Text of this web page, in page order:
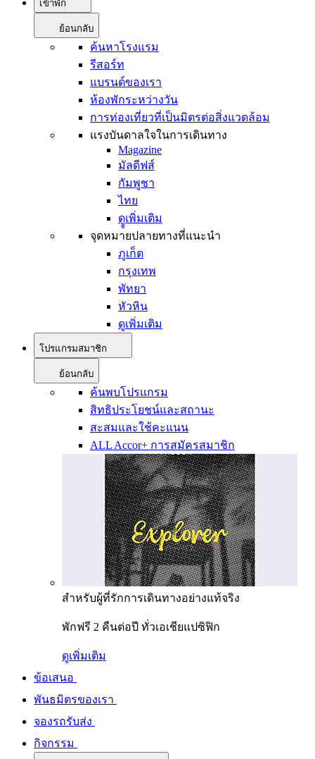
เข้าพัก
ย้อนกลับ
ค้นหาโรงแรม
รีสอร์ท
แบรนด์ของเรา
ห้องพักระหว่างวัน
การท่องเที่ยวที่เป็นมิตรต่อสิ่งแวดล้อม
แรงบันดาลใจในการเดินทาง
Magazine
มัลดีฟส์
กัมพูชา
ไทย
ดููเพิ่มเติม
จุดหมายปลายทางที่แนะนำ
ภูเก็ต
กรุงเทพ
พัทยา
หัวหิน
ดูเพิ่มเติม
โปรแกรมสมาชิก
ย้อนกลับ
ค้นพบโปรแกรม
สิทธิประโยชน์และสถานะ
สะสมและใช้คะแนน
ALL Accor+ การสมัครสมาชิก
สำหรับผู้ที่รักการเดินทางอย่างแท้จริง
พักฟรี 2 คืนต่อปี ทั่วเอเชียแปซิฟิก
ดูเพิ่มเติม
ข้อเสนอ
พันธมิตรของเรา
จองรถรับส่ง
กิจกรรม